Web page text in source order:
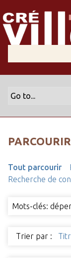
Tout parcourir
Recherche de
Mots-clés:
Trier par :